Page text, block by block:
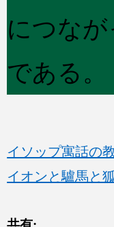
につな
である。
イソップ寓話の
イオンと驢馬と狐